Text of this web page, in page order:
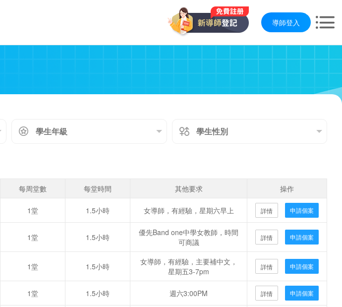
導師登入
每周堂數 每堂時間 其他要求 操作
1堂 1.5小時 女導師，有經驗，星期六早上 詳情 申請個案
1堂 1.5小時
優先Band one中學女教師，時間
可商議
詳情 申請個案
1堂 1.5小時
女導師，有經驗，主要補中文，
星期五3-7pm
詳情 申請個案
1堂 1.5小時 週六3:00PM 詳情 申請個案